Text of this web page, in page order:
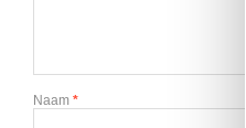
Naam *